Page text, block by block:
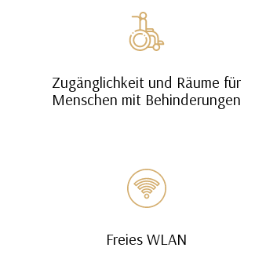
Zugänglichkeit und Räume für
Menschen mit Behinderungen
Freies WLAN